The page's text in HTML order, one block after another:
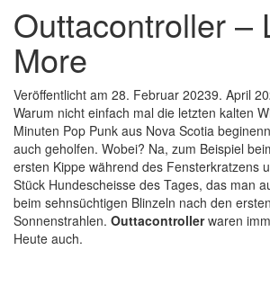
Outtacontroller –
More
Veröffentlicht am 28. Februar 20239. April
Warum nicht einfach mal die letzten kalten
Minuten Pop Punk aus Nova Scotia
auch geholfen. Wobei? Na, zum Beispiel
ersten Kippe während des Fensterkratzens
Stück Hundescheisse des Tages, das man
beim sehnsüchtigen Blinzeln nach den
Sonnenstrahlen. Outtacontrollerwaren
Heute auch.